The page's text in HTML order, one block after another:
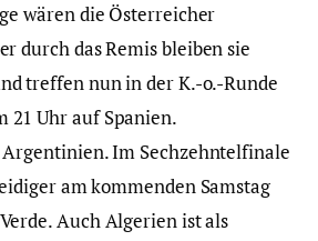
wären die Österreicher
durch das Remis bleiben sie
treffen nun in der K.-o.-Runde
21 Uhr auf Spanien.
Im Sechzehntelfinale
am kommenden Samstag
Auch Algerien ist als